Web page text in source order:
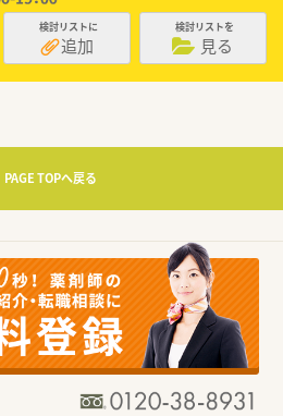
検討リストに
追加
検討リストを
見る
PAGE TOPへ戻る